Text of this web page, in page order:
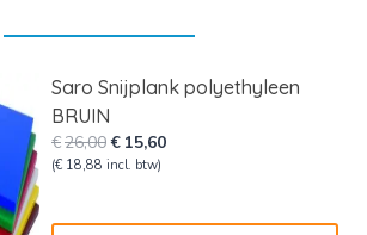
Saro Snijplank polyethyleen
BRUIN
€26,00Oorspronkelijke
prijs
€ 15,60Huidige
(€ 18,88 incl. btw)